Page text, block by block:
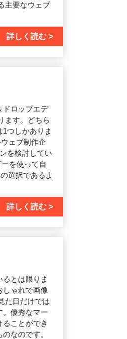
主要なウェブ
詳しく読む
ドロップエデ
ます。どちら
つしかありま
ェブ制作企
を検討してい
を使って自
選択であるよ
詳しく読む
とは限りま
しゃれで画像
た目だけでは
。優秀なマー
ことができ
なのです。